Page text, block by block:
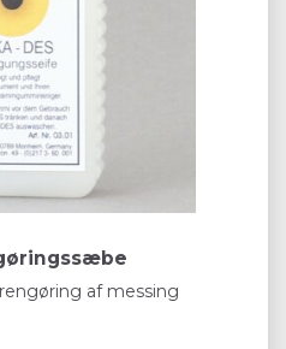
af messing